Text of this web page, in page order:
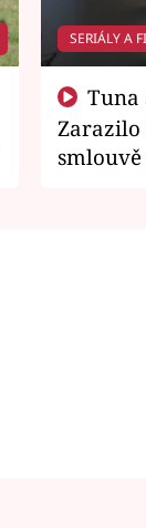
SERIÁLY A
Zarazilo